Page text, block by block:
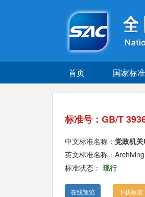
首页 国家标准
标准号：GB/T
中文标准名称： 党政机
英文标准名称：
标准状态： 现行
在线预览 下载标准